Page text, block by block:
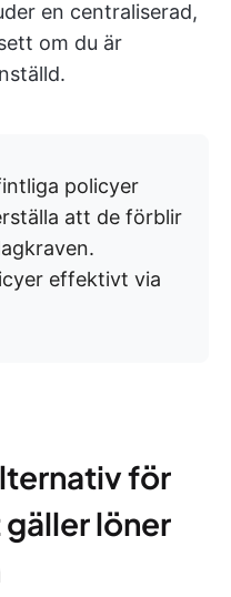
en centraliserad,
om du är
policyer
att de förblir
effektivt via
för
löner